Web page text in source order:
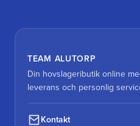
TEAM ALUTORP
Din hovslageributik online
leverans och personlig
Kontakt